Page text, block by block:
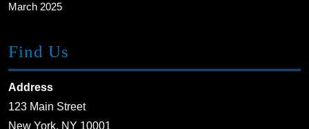
March 2025
Find Us
Address
123 Main Street
New York, NY 10001